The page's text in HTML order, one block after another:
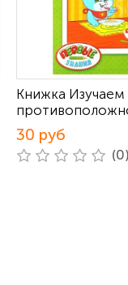
Книжка Изучаем
30 руб